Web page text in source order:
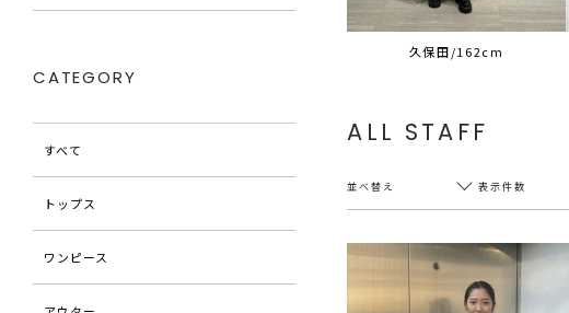
久保田/162cm
ALL STAFF
並べ替え 表示件数
CATEGORY
すべて
トップス
ワンピース